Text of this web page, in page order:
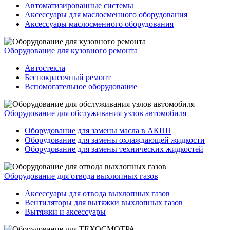
Автоматизированные системы
Аксессуары для маслосменного оборудования
Аксессуары маслосменного оборудования
Оборудование для кузовного ремонта
Автостекла
Беспокрасочный ремонт
Вспомогательное оборудование
Оборудование для обслуживания узлов автомобиля
Оборудование для замены масла в АКПП
Оборудование для замены охлаждающей жидкости
Оборудование для замены технических жидкостей
Оборудование для отвода выхлопных газов
Аксессуары для отвода выхлопных газов
Вентиляторы для вытяжки выхлопных газов
Вытяжки и аксессуары